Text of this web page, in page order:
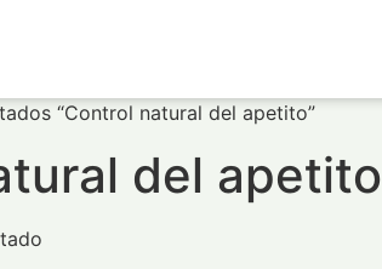
“Control natural del apetito”
del apetito